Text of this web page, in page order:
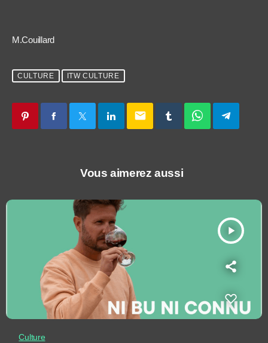
M.Couillard
CULTURE ITW CULTURE
email
Vous aimerez aussi
play_arrow
Culture